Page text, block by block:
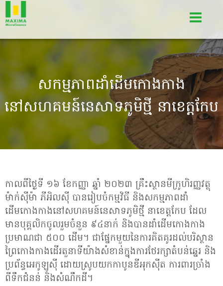
សកម្មភាពដាំដើមកោងកាង
នៅសហគមន៍នេសាទភូមិថ្មី នាខេត្តកែប
កាលពីថ្ងៃទី ១៦ ខែកញ្ញា ឆ្នាំ ២០២៣​ គ្រឹះស្ថានមីក្រូហិរញ្ញវត្ថុ
ម៉ាក់ស៊ីម៉ា ភីអិលស៊ី បានរៀបចំកម្មវិធី និងសកម្មភាពដាំ
ដើមកោងកាងនៅសហគមន៍នេសាទភូមិថ្មី នាខេត្តកែប ដែល
មានបុគ្គលិកចូលរួមចំនួន ៩៤នាក់ និងបានដាំដើមកោងកាង
ប្រមាណជា ៥០០ ដើម។ ជាផ្នែកមួយនៃការគិតគូរដល់បរិស្ថាន
ព្រៃកោងកាងដើរតួនាទីយ៉ាងសំខាន់ក្នុងការថែរក្សាតំបន់ឆ្នេរ និង
ប្រព័ន្ធអេកូឡូស៊ី ដោយស្រូបយកកាបូនឌីអុកស៊ីត ការពារច្រាំង
ពីទឹកជំនន់ និងសំណឹកដី។